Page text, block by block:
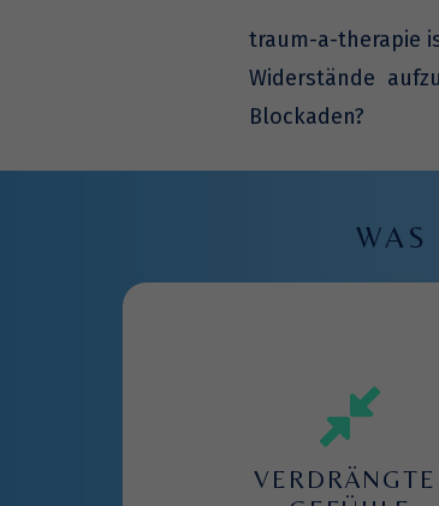
traum-a-therapie
Widerstände
Blockaden?
WAS
VERDRÄNGTE